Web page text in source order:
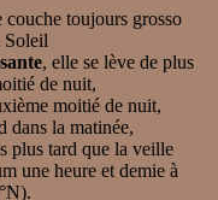
couche toujours grosso
Soleil
, elle se lève de plus
de nuit,
moitié de nuit,
dans la matinée,
plus tard que la veille
une heure et demie à